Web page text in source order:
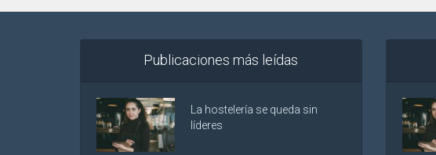
Publicaciones más leídas
La hostelería se queda sin
líderes